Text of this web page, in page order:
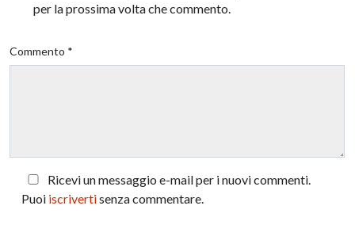
per la prossima volta che commento.
Commento *
Ricevi un messaggio e-mail per i nuovi commenti.
Puoi iscrivertisenza commentare.